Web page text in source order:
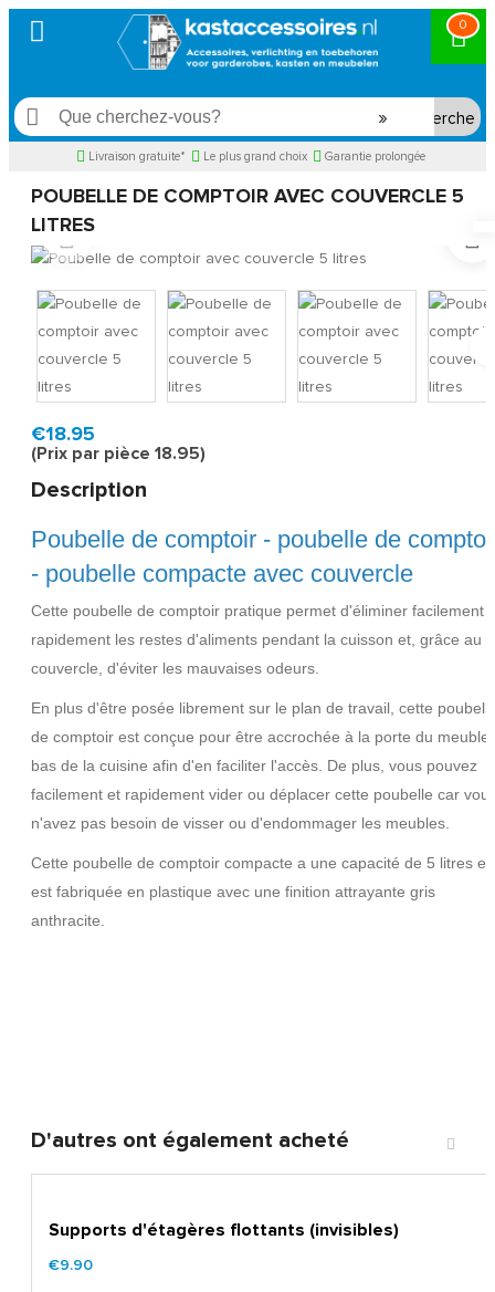
0
Recherche
Livraison gratuite* Le plus grand choix Garantie prolongée
POUBELLE DE COMPTOIR AVEC COUVERCLE 5
LITRES
Livraison rapide, en 1 à 2 jours ouvrés
€18.95
(Prix par pièce 18.95)
Description
Poubelle de comptoir - poubelle de
- poubelle compacte avec couvercle
Cette poubelle de comptoir pratique permet d'éliminer facilement
rapidement les restes d'aliments pendant la cuisson et, grâce au
couvercle, d'éviter les mauvaises odeurs.
En plus d'être posée librement sur le plan de travail, cette
de comptoir est conçue pour être accrochée à la porte du meuble
bas de la cuisine afin d'en faciliter l'accès. De plus, vous pouvez
facilement et rapidement vider ou déplacer cette poubelle car
n'avez pas besoin de visser ou d'endommager les meubles.
Cette poubelle de comptoir compacte a une capacité de 5 litres et
est fabriquée en plastique avec une finition attrayante gris
anthracite.
D'autres ont également acheté
Supports d'étagères flottants (invisibles)
€9.90